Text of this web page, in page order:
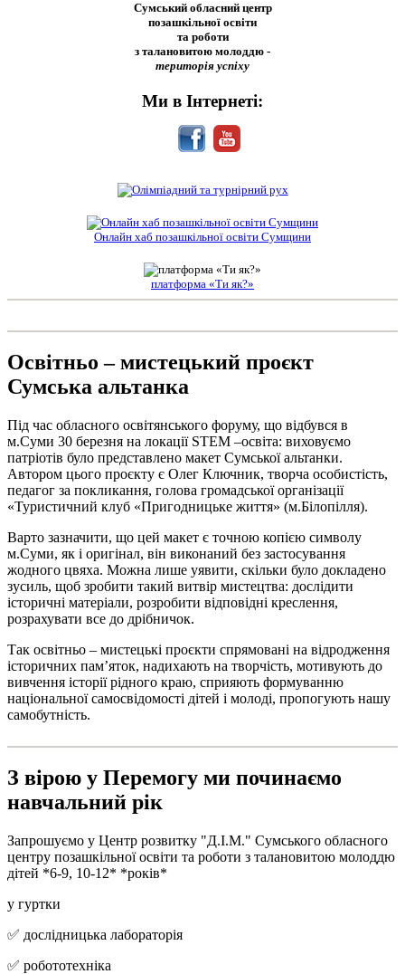
Сумський обласний центр
позашкільної освіти
та роботи
з талановитою молоддю -
територія успіху
Ми в Інтернеті:
Онлайн хаб позашкільної освіти Сумщини
платформа «Ти як?»
Освітньо – мистецький проєкт
Сумська альтанка
Під час обласного освітянського форуму, що відбувся в
м.Суми 30 березня на локації STEM –освіта: виховуємо
патріотів було представлено макет Сумської альтанки.
Автором цього проєкту є Олег Ключник, творча особистість,
педагог за покликання, голова громадської організації
«Туристичний клуб «Пригодницьке життя» (м.Білопілля).
Варто зазначити, що цей макет є точною копією символу
м.Суми, як і оригінал, він виконаний без застосування
жодного цвяха. Можна лише уявити, скільки було докладено
зусиль, щоб зробити такий витвір мистецтва: дослідити
історичні матеріали, розробити відповідні креслення,
розрахувати все до дрібничок.
Так освітньо – мистецькі проєкти спрямовані на відродження
історичних пам’яток, надихають на творчість, мотивують до
вивчення історії рідного краю, сприяють формуванню
національної самосвідомості дітей і молоді, пропогують нашу
самобутність.
З вірою у Перемогу ми починаємо
навчальний рік
Запрошуємо у Центр розвитку "Д.І.М." Сумського обласного
центру позашкільної освіти та роботи з талановитою молоддю
дітей *6-9, 10-12* *років*
у гуртки
✅ дослідницька лабораторія
✅ робототехніка